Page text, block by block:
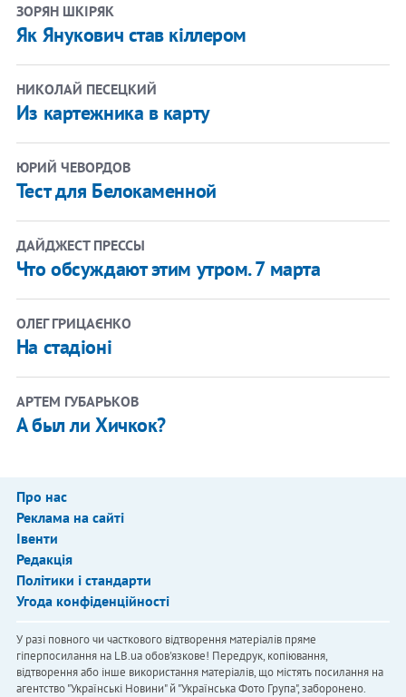
ЗОРЯН ШКІРЯК
Як Янукович став кіллером
НИКОЛАЙ ПЕСЕЦКИЙ
Из картежника в карту
ЮРИЙ ЧЕВОРДОВ
Тест для Белокаменной
ДАЙДЖЕСТ ПРЕССЫ
Что обсуждают этим утром. 7 марта
ОЛЕГ ГРИЦАЄНКО
На стадіоні
АРТЕМ ГУБАРЬКОВ
А был ли Хичкок?
Про нас
Реклама на сайті
Івенти
Редакція
Політики і стандарти
Угода конфіденційності
У разі повного чи часткового відтворення матеріалів пряме
гіперпосилання на LB.ua обов'язкове! Передрук, копіювання,
відтворення або інше використання матеріалів, що містять посилання на
агентство "Українськi Новини" й "Українська Фото Група", заборонено.